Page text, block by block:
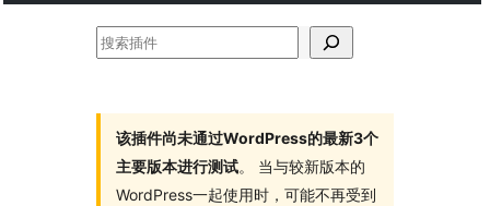
搜
该插件尚未通过WordPress的最新3个
主要版本进行测试。 当与较新版本的
WordPress一起使用时，可能不再受到